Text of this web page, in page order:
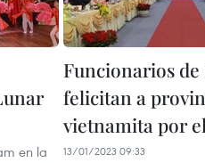
en la
Funcionarios de
felicitan a
vietnamita por
13/01/2023 09:33